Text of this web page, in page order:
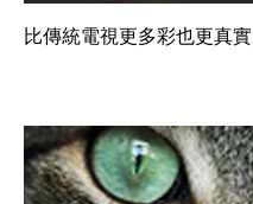
比傳統電視更多彩也更真實